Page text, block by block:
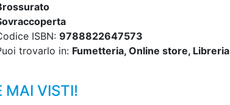
ISBN: 9788822647573
trovarlo in: Fumetteria, Online store, Libreria
MAI VISTI!